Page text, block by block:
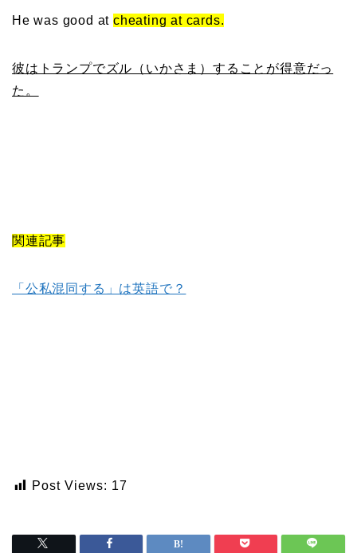
He was good atcheating at cards.
彼はトランプでズル（いかさま）することが得意だっ
た。
関連記事
「公私混同する」は英語で？
Post Views: 17